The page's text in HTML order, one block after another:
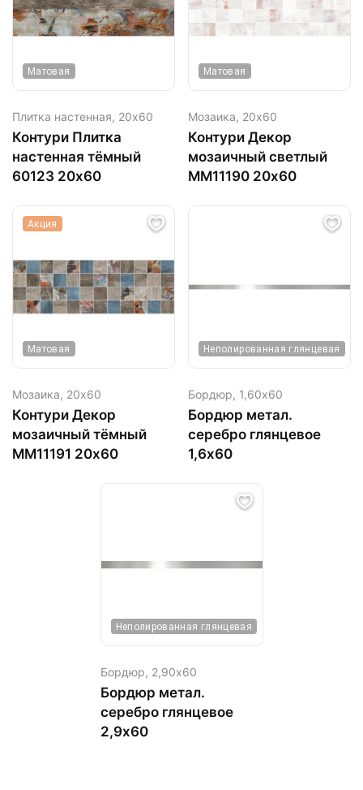
Матовая
Плитка настенная, 20х60
Контури Плитка
настенная тёмный
60123 20х60
Матовая
Мозаика, 20х60
Контури Декор
мозаичный светлый
MM11190 20х60
Акция
Матовая
Мозаика, 20х60
Контури Декор
мозаичный тёмный
MM11191 20х60
Неполированная глянцевая
Бордюр, 1,60х60
Бордюр метал.
серебро глянцевое
1,6х60
Неполированная глянцевая
Бордюр, 2,90х60
Бордюр метал.
серебро глянцевое
2,9х60